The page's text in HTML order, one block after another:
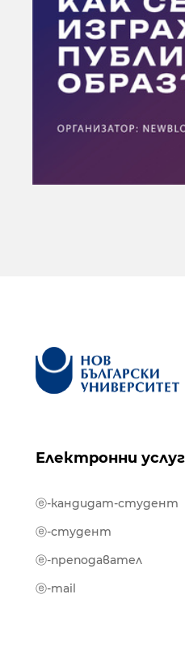
Електронни
ⓔ-кандидат-студент
ⓔ-студент
ⓔ-преподавател
ⓔ-mail